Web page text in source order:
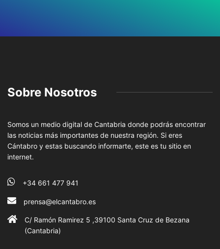
Sobre Nosotros
Somos un medio digital de Cantabria donde podrás encontrar
las noticias más importantes de nuestra región. Si eres
Cántabro y estas buscando informarte, este es tu sitio en
internet.
+34 661 477 941
prensa@elcantabro.es
C/ Ramón Ramirez 5 ,39100 Santa Cruz de Bezana
(Cantabria)